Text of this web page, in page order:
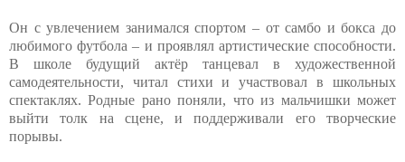
Он с увлечением занимался спортом – от самбо и бокса до
любимого футбола – и проявлял артистические способности.
В школе будущий актёр танцевал в художественной
самодеятельности, читал стихи и участвовал в школьных
спектаклях. Родные рано поняли, что из мальчишки может
выйти толк на сцене, и поддерживали его творческие
порывы.